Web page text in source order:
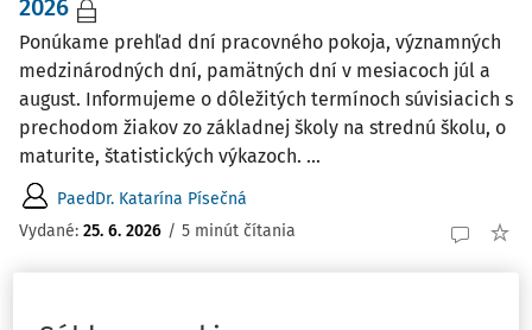
2026
Ponúkame prehľad dní pracovného pokoja, významných
medzinárodných dní, pamätných dní v mesiacoch júl a
august. Informujeme o dôležitých termínoch súvisiacich s
prechodom žiakov zo základnej školy na strednú školu, o
maturite, štatistických výkazoch. ...
PaedDr. Katarína Písečná
Vydané: 25. 6. 2026 / 5 minút čítania